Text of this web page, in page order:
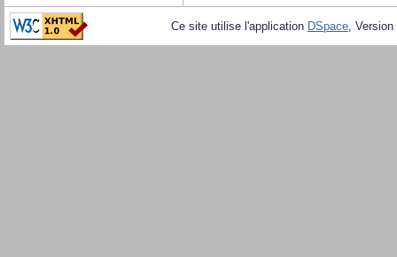
Ce site utilise l'application DSpace,